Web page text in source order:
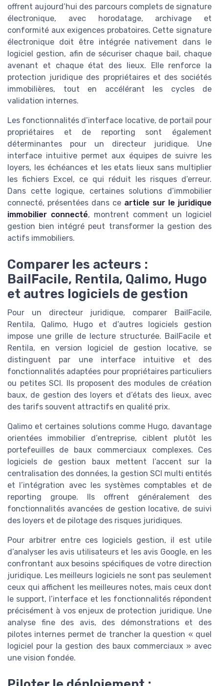
offrent aujourd’hui des parcours complets de signature
électronique, avec horodatage, archivage et
conformité aux exigences probatoires. Cette signature
électronique doit être intégrée nativement dans le
logiciel gestion, afin de sécuriser chaque bail, chaque
avenant et chaque état des lieux. Elle renforce la
protection juridique des propriétaires et des sociétés
immobilières, tout en accélérant les cycles de
validation internes.
Les fonctionnalités d’interface locative, de portail pour
propriétaires et de reporting sont également
déterminantes pour un directeur juridique. Une
interface intuitive permet aux équipes de suivre les
loyers, les échéances et les etats lieux sans multiplier
les fichiers Excel, ce qui réduit les risques d’erreur.
Dans cette logique, certaines solutions d’immobilier
connecté, présentées dans ce article sur le juridique
immobilier connecté, montrent comment un logiciel
gestion bien intégré peut transformer la gestion des
actifs immobiliers.
Comparer les acteurs :
BailFacile, Rentila, Qalimo, Hugo
et autres logiciels de gestion
Pour un directeur juridique, comparer BailFacile,
Rentila, Qalimo, Hugo et d’autres logiciels gestion
impose une grille de lecture structurée. BailFacile et
Rentila, en version logiciel de gestion locative, se
distinguent par une interface intuitive et des
fonctionnalités adaptées pour propriétaires particuliers
ou petites SCI. Ils proposent des modules de création
baux, de gestion des loyers et d’états des lieux, avec
des tarifs souvent attractifs en qualité prix.
Qalimo et certaines solutions comme Hugo, davantage
orientées immobilier d’entreprise, ciblent plutôt les
portefeuilles de baux commerciaux complexes. Ces
logiciels de gestion baux mettent l’accent sur la
centralisation des données, la gestion SCI multi entités
et l’intégration avec les systèmes comptables et de
reporting groupe. Ils offrent généralement des
fonctionnalités avancées de gestion locative, de suivi
des loyers et de pilotage des risques juridiques.
Pour arbitrer entre ces logiciels gestion, il est utile
d’analyser les avis utilisateurs et les avis Google, en les
confrontant aux besoins spécifiques de votre direction
juridique. Les meilleurs logiciels ne sont pas seulement
ceux qui affichent les meilleures notes, mais ceux dont
le support, l’interface et les fonctionnalités répondent
précisément à vos enjeux de protection juridique. Une
analyse fine des avis, des démonstrations et des
pilotes internes permet de trancher la question « quel
logiciel pour la gestion des baux commerciaux » avec
une vision fondée.